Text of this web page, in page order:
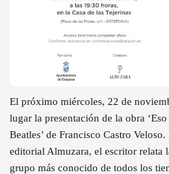
El próximo miércoles, 22 de
lugar la presentación de la obra
Beatles’ de Francisco Castro
editorial Almuzara, el escritor relata
grupo más conocido de todos los